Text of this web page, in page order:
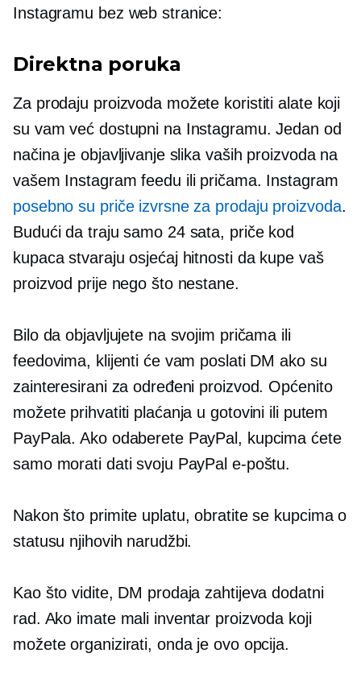
Instagramu bez web stranice:
Direktna poruka
Za prodaju proizvoda možete koristiti alate koji
su vam već dostupni na Instagramu. Jedan od
načina je objavljivanje slika vaših proizvoda na
vašem Instagram feedu ili pričama. Instagram
posebno su priče izvrsne za prodaju proizvoda.
Budući da traju samo 24 sata, priče kod
kupaca stvaraju osjećaj hitnosti da kupe vaš
proizvod prije nego što nestane.
Bilo da objavljujete na svojim pričama ili
feedovima, klijenti će vam poslati DM ako su
zainteresirani za određeni proizvod. Općenito
možete prihvatiti plaćanja u gotovini ili putem
PayPala. Ako odaberete PayPal, kupcima ćete
samo morati dati svoju PayPal e-poštu.
Nakon što primite uplatu, obratite se kupcima o
statusu njihovih narudžbi.
Kao što vidite, DM prodaja zahtijeva dodatni
rad. Ako imate mali inventar proizvoda koji
možete organizirati, onda je ovo opcija.